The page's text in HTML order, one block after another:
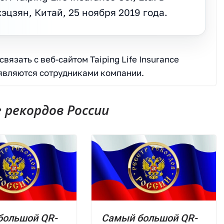
Китай, 25 ноября 2019 года.
с веб-сайтом Taiping Life Insurance
сотрудниками компании.
России
QR- Самый большой QR-